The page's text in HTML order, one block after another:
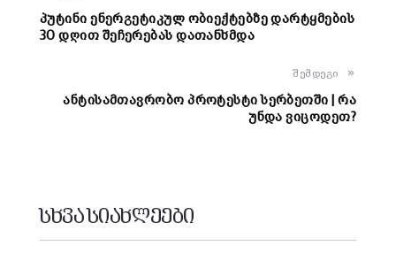
პუტინი ენერგეტიკულ ობიექტებზე დარტყმების
30 დღით შეჩერებას დათანხმდა
შემდეგი
ანტისამთავრობო პროტესტი სერბეთში | რა
უნდა ვიცოდეთ?
სხვა სიახლეები